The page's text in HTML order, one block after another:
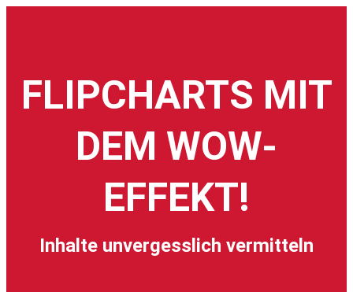
FLIPCHARTS MIT
DEM WOW-
EFFEKT!
Inhalte unvergesslich vermitteln